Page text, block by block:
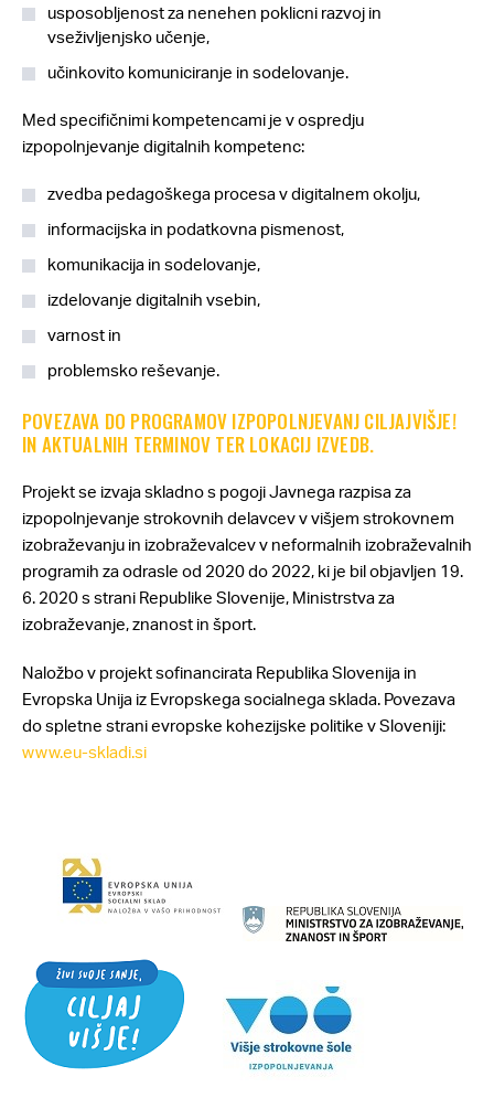
usposobljenost za nenehen poklicni razvoj in
vseživljenjsko učenje,
učinkovito komuniciranje in sodelovanje.
Med specifičnimi kompetencami je v ospredju
izpopolnjevanje digitalnih kompetenc:
zvedba pedagoškega procesa v digitalnem okolju,
informacijska in podatkovna pismenost,
komunikacija in sodelovanje,
izdelovanje digitalnih vsebin,
varnost in
problemsko reševanje.
POVEZAVA DO PROGRAMOV IZPOPOLNJEVANJ CILJAJVIŠJE!
IN AKTUALNIH TERMINOV TER LOKACIJ IZVEDB.
Projekt se izvaja skladno s pogoji Javnega razpisa za
izpopolnjevanje strokovnih delavcev v višjem strokovnem
izobraževanju in izobraževalcev v neformalnih izobraževalnih
programih za odrasle od 2020 do 2022, ki je bil objavljen 19.
6. 2020 s strani Republike Slovenije, Ministrstva za
izobraževanje, znanost in šport.
Naložbo v projekt sofinancirata Republika Slovenija in
Evropska Unija iz Evropskega socialnega sklada. Povezava
do spletne strani evropske kohezijske politike v Sloveniji:
www.eu-skladi.si